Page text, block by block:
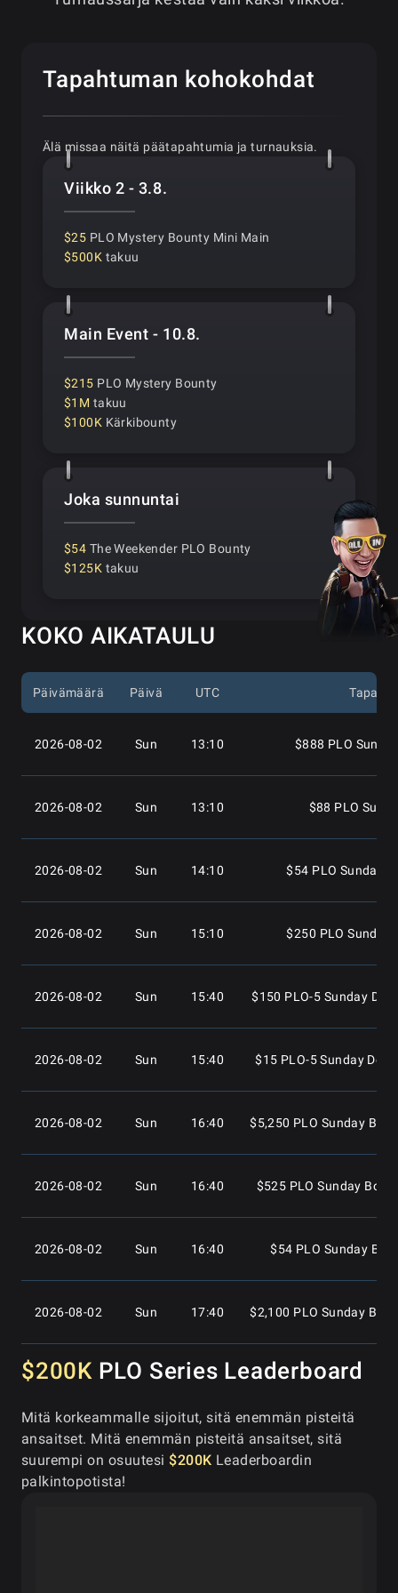
Tapahtuman kohokohdat
Älä missaa näitä päätapahtumia ja turnauksia.
Viikko 2 - 3.8.
$25 PLO Mystery Bounty Mini Main
$500K takuu
Main Event - 10.8.
$215 PLO Mystery Bounty
$1M takuu
$100K Kärkibounty
Joka sunnuntai
$54 The Weekender PLO Bounty
$125K takuu
KOKO AIKATAULU
Päivämäärä Päivä UTC
2026-08-02 Sun 13:10 $888 PLO
2026-08-02 Sun 13:10 $88 PLO
2026-08-02 Sun 14:10 $54 PLO Sunday
2026-08-02 Sun 15:10 $250 PLO Sunday
2026-08-02 Sun 15:40 $150 PLO-5 Sunday
2026-08-02 Sun 15:40 $15 PLO-5 Sunday
2026-08-02 Sun 16:40 $5,250 PLO Sunday
2026-08-02 Sun 16:40 $525 PLO Sunday
2026-08-02 Sun 16:40 $54 PLO Sunday
2026-08-02 Sun 17:40 $2,100 PLO Sunday
2026-08-02 Sun 17:40 $215 PLO Sunday
2026-08-02 Sun 17:40 $25 PLO Sunday
$200KPLO Series Leaderboard
Mitä korkeammalle sijoitut, sitä enemmän pisteitä
ansaitset. Mitä enemmän pisteitä ansaitset, sitä
suurempi on osuutesi $200K Leaderboardin
palkintopotista!